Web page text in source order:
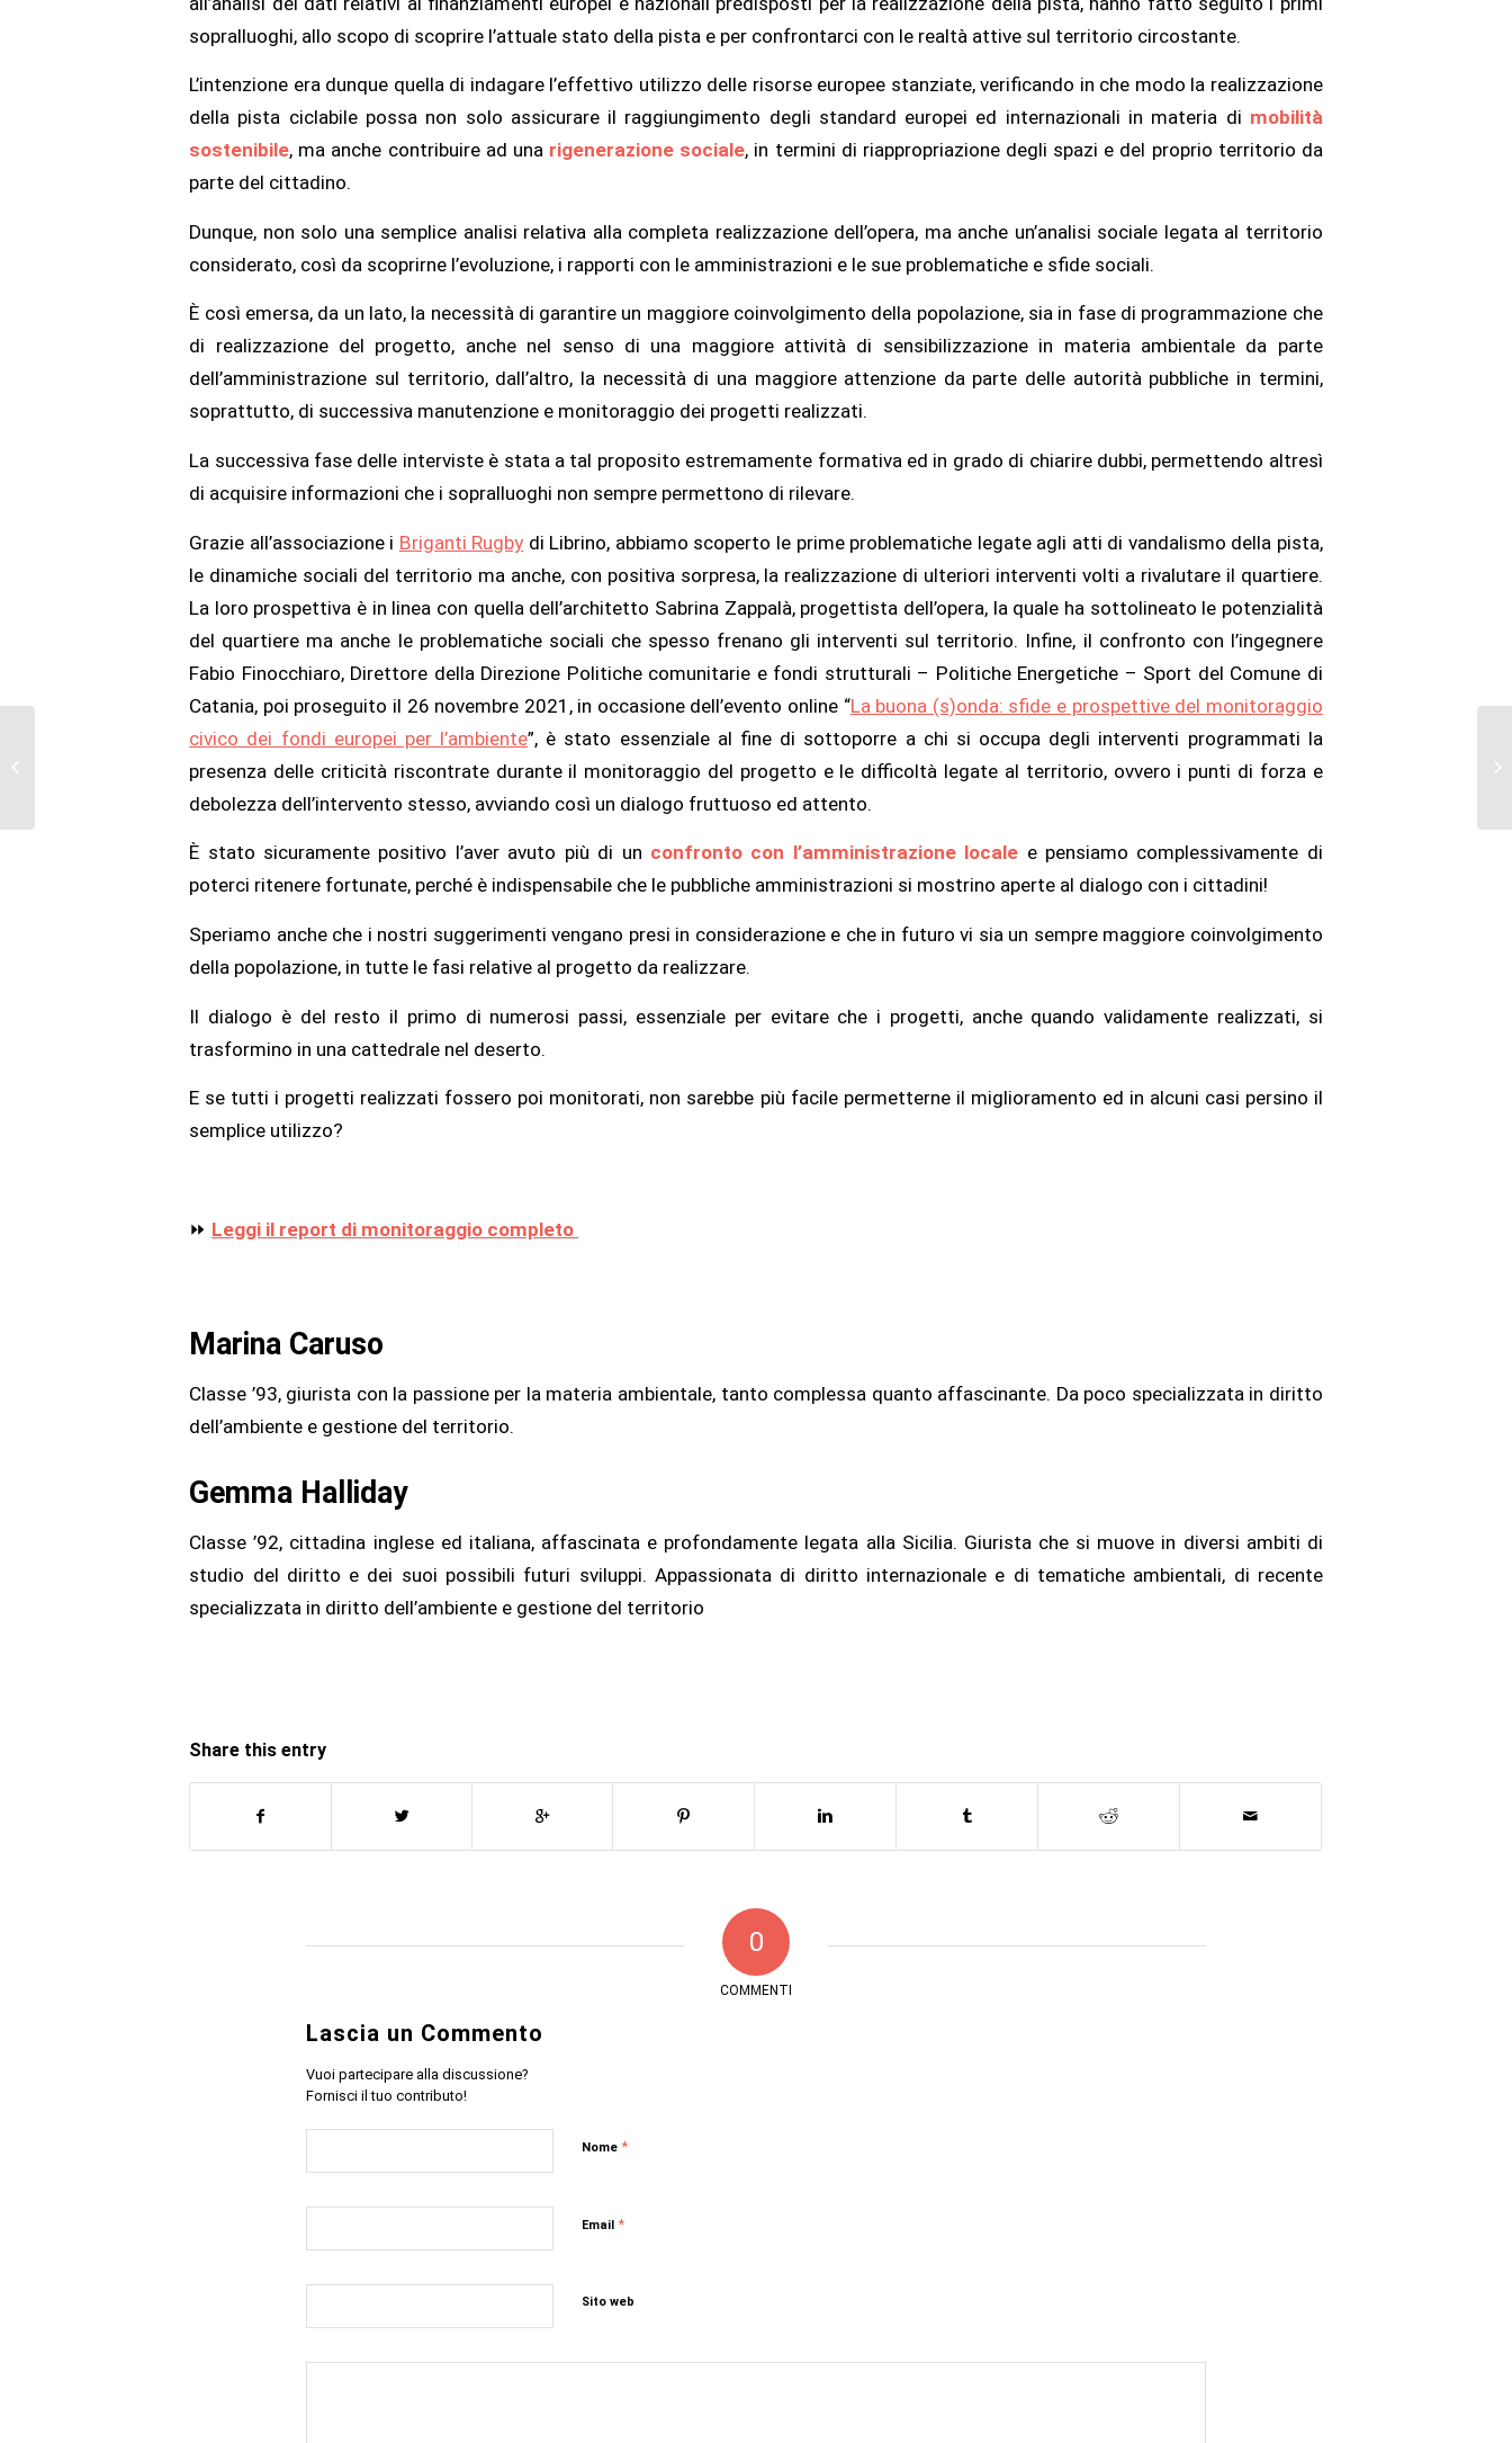
sopralluoghi, allo scopo di scoprire l’attuale stato della pista e per confrontarci con le realtà attive sul territorio circostante.
L’intenzione era dunque quella di indagare l’effettivo utilizzo delle risorse europee stanziate, verificando in che modo la realizzazione
della pista ciclabile possa non solo assicurare il raggiungimento degli standard europei ed internazionali in materia di mobilità
sostenibile, ma anche contribuire ad una rigenerazione sociale, in termini di riappropriazione degli spazi e del proprio territorio da
parte del cittadino.
Dunque, non solo una semplice analisi relativa alla completa realizzazione dell’opera, ma anche un’analisi sociale legata al territorio
considerato, così da scoprirne l’evoluzione, i rapporti con le amministrazioni e le sue problematiche e sfide sociali.
È così emersa, da un lato, la necessità di garantire un maggiore coinvolgimento della popolazione, sia in fase di programmazione che
di realizzazione del progetto, anche nel senso di una maggiore attività di sensibilizzazione in materia ambientale da parte
dell’amministrazione sul territorio, dall’altro, la necessità di una maggiore attenzione da parte delle autorità pubbliche in termini,
soprattutto, di successiva manutenzione e monitoraggio dei progetti realizzati.
La successiva fase delle interviste è stata a tal proposito estremamente formativa ed in grado di chiarire dubbi, permettendo altresì
di acquisire informazioni che i sopralluoghi non sempre permettono di rilevare.
Grazie all’associazione i Briganti Rugby di Librino, abbiamo scoperto le prime problematiche legate agli atti di vandalismo della pista,
le dinamiche sociali del territorio ma anche, con positiva sorpresa, la realizzazione di ulteriori interventi volti a rivalutare il quartiere.
La loro prospettiva è in linea con quella dell’architetto Sabrina Zappalà, progettista dell’opera, la quale ha sottolineato le potenzialità
del quartiere ma anche le problematiche sociali che spesso frenano gli interventi sul territorio. Infine, il confronto con l’ingegnere
Fabio Finocchiaro, Direttore della Direzione Politiche comunitarie e fondi strutturali – Politiche Energetiche – Sport del Comune di
Catania, poi proseguito il 26 novembre 2021, in occasione dell’evento online “La buona (s)onda: sfide e prospettive del monitoraggio
civico dei fondi europei per l’ambiente”, è stato essenziale al fine di sottoporre a chi si occupa degli interventi programmati la
presenza delle criticità riscontrate durante il monitoraggio del progetto e le difficoltà legate al territorio, ovvero i punti di forza e
debolezza dell’intervento stesso, avviando così un dialogo fruttuoso ed attento.
È stato sicuramente positivo l’aver avuto più di un confronto con l’amministrazione locale e pensiamo complessivamente di
poterci ritenere fortunate, perché è indispensabile che le pubbliche amministrazioni si mostrino aperte al dialogo con i cittadini!
Speriamo anche che i nostri suggerimenti vengano presi in considerazione e che in futuro vi sia un sempre maggiore coinvolgimento
della popolazione, in tutte le fasi relative al progetto da realizzare.
Il dialogo è del resto il primo di numerosi passi, essenziale per evitare che i progetti, anche quando validamente realizzati, si
trasformino in una cattedrale nel deserto.
E se tutti i progetti realizzati fossero poi monitorati, non sarebbe più facile permetterne il miglioramento ed in alcuni casi persino il
semplice utilizzo?
⏩ Leggi il report di monitoraggio completo
Marina Caruso
Classe ’93, giurista con la passione per la materia ambientale, tanto complessa quanto affascinante. Da poco specializzata in diritto
dell’ambiente e gestione del territorio.
Gemma Halliday
Classe ’92, cittadina inglese ed italiana, affascinata e profondamente legata alla Sicilia. Giurista che si muove in diversi ambiti di
studio del diritto e dei suoi possibili futuri sviluppi. Appassionata di diritto internazionale e di tematiche ambientali, di recente
specializzata in diritto dell’ambiente e gestione del territorio
Share this entry
0
COMMENTI
Lascia un Commento
Vuoi partecipare alla discussione?
Fornisci il tuo contributo!
Nome *
Email *
Sito web